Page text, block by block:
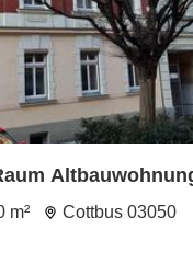
m² Cottbus 03050